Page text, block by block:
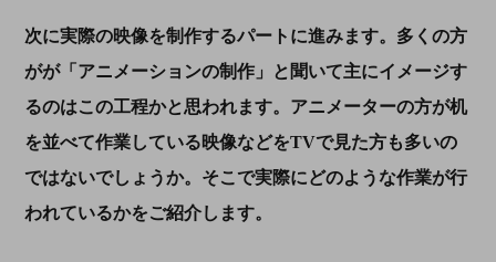
次に実際の映像を制作するパートに進みます。多くの方
がが「アニメーションの制作」と聞いて主にイメージす
るのはこの工程かと思われます。アニメーターの方が机
を並べて作業している映像などをTVで見た方も多いの
ではないでしょうか。そこで実際にどのような作業が行
われているかをご紹介します。